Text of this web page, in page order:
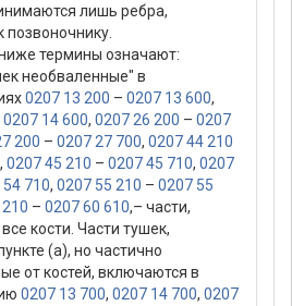
лишь ребра,
термины означают:
необваленные" в
0207 13 200 – 0207 13 600,
0207 14 600, 0207 26 200 – 0207
200 – 0207 27 700, 0207 44 210
, 0207 45 210 – 0207 45 710, 0207
710, 0207 55 210 – 0207 55
– 0207 60 610,– части,
кости. Части тушек,
(а), но частично
от костей, включаются в
0207 13 700, 0207 14 700, 0207